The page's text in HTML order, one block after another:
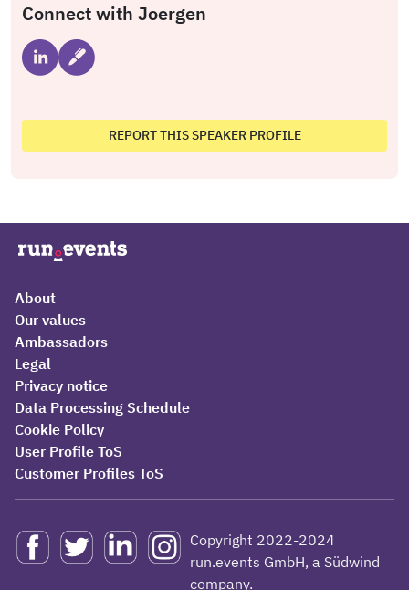
Connect with Joergen
REPORT THIS SPEAKER PROFILE
About
Our values
Ambassadors
Legal
Privacy notice
Data Processing Schedule
Cookie Policy
User Profile ToS
Customer Profiles ToS
Copyright 2022-2024
run.events GmbH, a Südwind
company.